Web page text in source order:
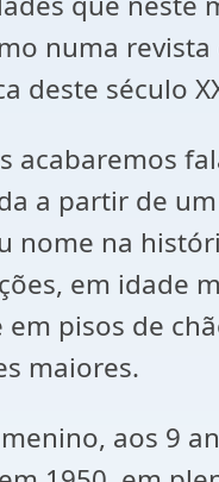
numa
deste século
acabaremos
a partir de
nome na
em idade
em pisos de
maiores.
aos 9